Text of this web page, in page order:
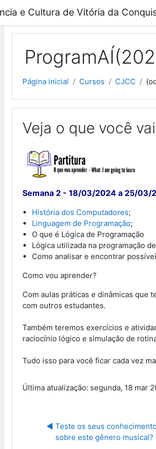
e Cultura de Vitória da
Página inicial Cursos CJCC
Veja o que você
Semana 2 - 18/03/2024 a 25/03/
História dos Computadores;
Linguagem de Programação;
O que é Lógica de Programação
Lógica utilizada na programação
Como analisar e encontrar
Como vou aprender?
Com aulas práticas e dinâmicas que
com outros estudantes.
Também teremos exercícios e
raciocínio lógico e simulação de
Tudo isso para você ficar cada vez
Última atualização: segunda, 18 mar
◀︎ Teste os seus
sobre este gênero musical?